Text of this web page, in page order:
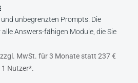
unbegrenzten Prompts. Die
Answers-fähigen Module, die Sie
zzgl. MwSt. für 3 Monate statt 237 €
Nutzer*.